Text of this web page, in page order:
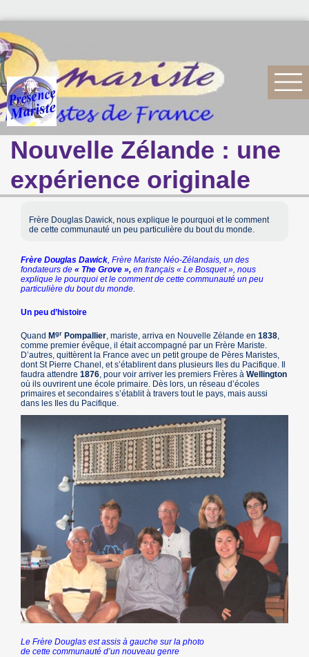
Nouvelle Zélande : une
expérience originale
Frère Douglas Dawick, nous explique le pourquoi et le comment
de cette communauté un peu particulière du bout du monde.
Frère Douglas Dawick, Frère Mariste Néo-Zélandais, un des
fondateurs de« The Grove », en français « Le Bosquet », nous
explique le pourquoi et le comment de cette communauté un peu
particulière du bout du monde.
Un peu d’histoire
Quand Mgr Pompallier, mariste, arriva en Nouvelle Zélande en1838,
comme premier évêque, il était accompagné par un Frère Mariste.
D’autres, quittèrent la France avec un petit groupe de Pères Maristes,
dont St Pierre Chanel, et s’établirent dans plusieurs Iles du Pacifique. Il
faudra attendre1876, pour voir arriver les premiers Frères àWellington
où ils ouvrirent une école primaire. Dès lors, un réseau d’écoles
primaires et secondaires s’établit à travers tout le pays, mais aussi
dans les Iles du Pacifique.
Le Frère Douglas est assis à gauche sur la photo
de cette communauté d’un nouveau genre